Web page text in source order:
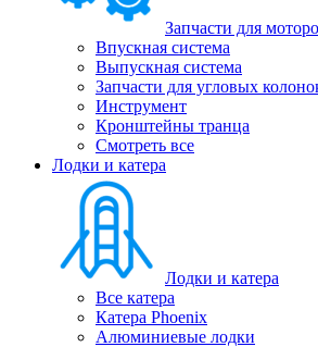
Запчасти для
Впускная система
Выпускная система
Запчасти для угловых
Инструмент
Кронштейны транца
Смотреть все
Лодки и катера
Лодки и катера
Все катера
Катера Phoenix
Алюминиевые лодки